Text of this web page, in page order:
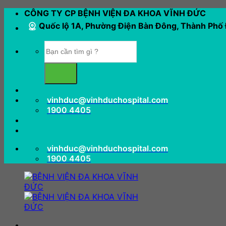
CÔNG TY CP BỆNH VIỆN ĐA KHOA VĨNH ĐỨC
Quốc lộ 1A, Phường Điện Bàn Đông, Thành Phố
vinhduc@vinhduchospital.com
1900 4405
vinhduc@vinhduchospital.com
1900 4405